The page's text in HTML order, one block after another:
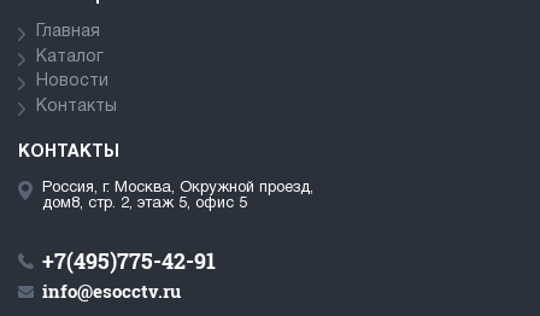
Главная
Каталог
Новости
Контакты
КОНТАКТЫ
Россия, г. Москва, Окружной проезд,
дом8, стр. 2, этаж 5, офис 5
+7(495)775-42-91
info@esocctv.ru